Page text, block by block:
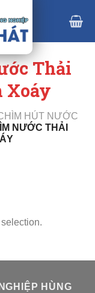
Thải
Xoáy
HÚT NƯỚC
NƯỚC THẢI
HÙNG